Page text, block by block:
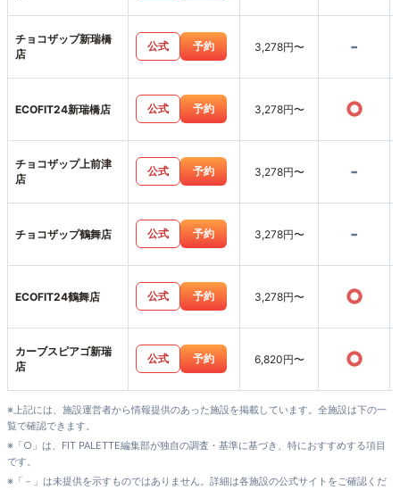
チョコザップ新瑞橋
店
公式 予約 3,278円〜 -
ECOFIT24新瑞橋店 公式 予約 3,278円〜 ○
チョコザップ上前津
店
公式 予約 3,278円〜 -
チョコザップ鶴舞店 公式 予約 3,278円〜 -
ECOFIT24鶴舞店 公式 予約 3,278円〜 ○
カーブスピアゴ新瑞
店
公式 予約 6,820円〜 ○
※上記には、施設運営者から情報提供のあった施設を掲載しています。全施設は下の一
覧で確認できます。
※「○」は、FIT PALETTE編集部が独自の調査・基準に基づき、特におすすめする項目
です。
※「－」は未提供を示すものではありません。詳細は各施設の公式サイトをご確認くだ